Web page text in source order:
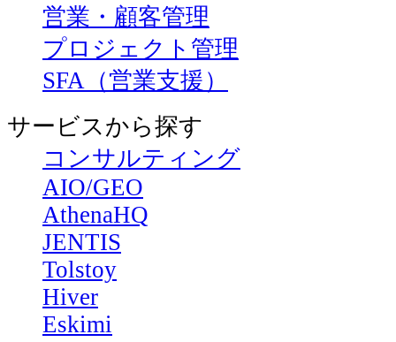
営業・顧客管理
プロジェクト管理
SFA（営業支援）
サービスから探す
コンサルティング
AIO/GEO
AthenaHQ
JENTIS
Tolstoy
Hiver
Eskimi